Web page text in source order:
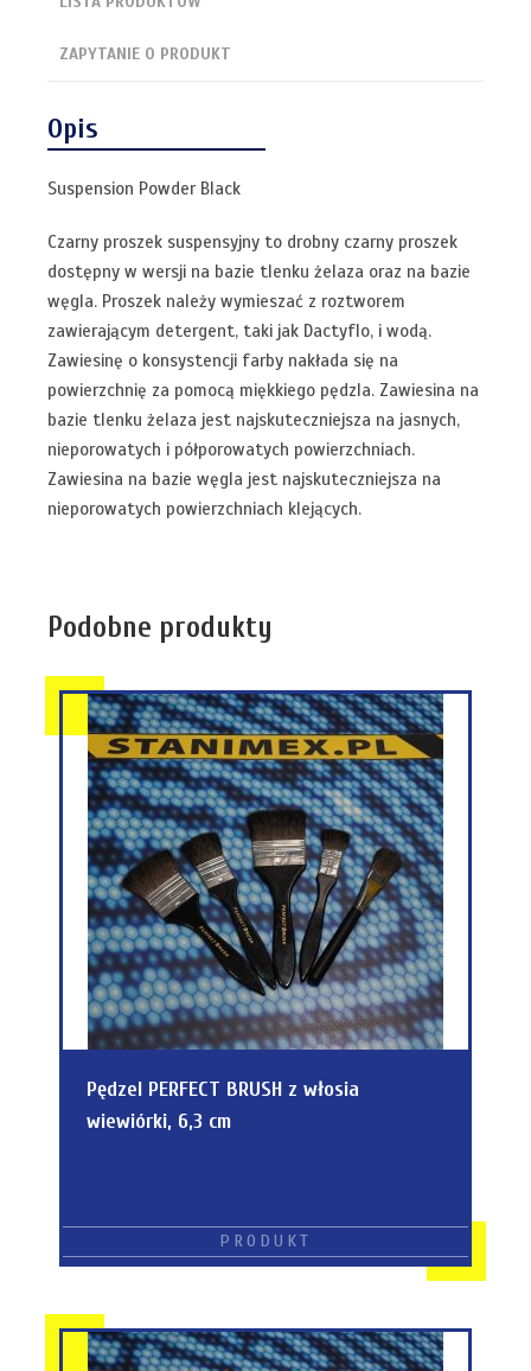
ZAPYTANIE O PRODUKT
Opis
Suspension Powder Black
Czarny proszek suspensyjny to drobny czarny proszek
dostępny w wersji na bazie tlenku żelaza oraz na bazie
węgla. Proszek należy wymieszać z roztworem
zawierającym detergent, taki jak Dactyflo, i wodą.
Zawiesinę o konsystencji farby nakłada się na
powierzchnię za pomocą miękkiego pędzla. Zawiesina na
bazie tlenku żelaza jest najskuteczniejsza na jasnych,
nieporowatych i półporowatych powierzchniach.
Zawiesina na bazie węgla jest najskuteczniejsza na
nieporowatych powierzchniach klejących.
Podobne produkty
Pędzel PERFECT BRUSH z włosia
wiewiórki, 6,3 cm